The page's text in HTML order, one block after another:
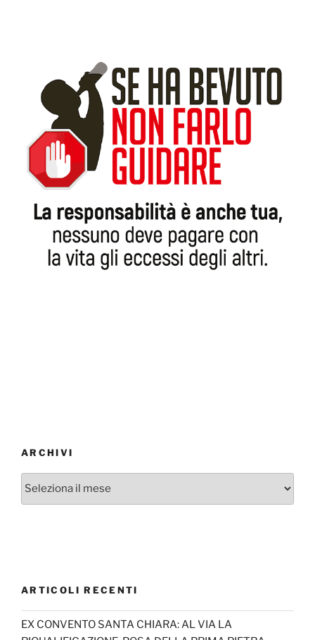
ARCHIVI
ARTICOLI RECENTI
EX CONVENTO SANTA CHIARA: AL VIA LA